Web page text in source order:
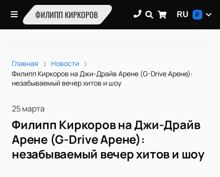
ФИЛИПП КИРКОРОВ RU ₽
Главная
Новости
Филипп Киркоров на Джи-Драйв Арене (G-Drive Арене):
незабываемый вечер хитов и шоу
25 марта
Филипп Киркоров на Джи-Драйв
Арене (G-Drive Арене):
незабываемый вечер хитов и шоу